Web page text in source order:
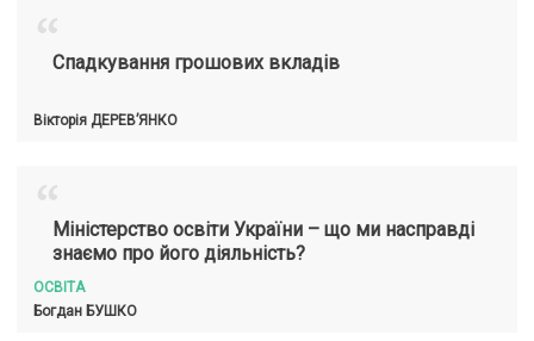
“Спадкування грошових вкладів
Вікторія ДЕРЕВ’ЯНКО
“Міністерство освіти України – що ми насправді
знаємо про його діяльність?
ОСВІТА
Богдан БУШКО